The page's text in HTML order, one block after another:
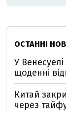
ОСТАННІ
У
щоденні
Китай
через